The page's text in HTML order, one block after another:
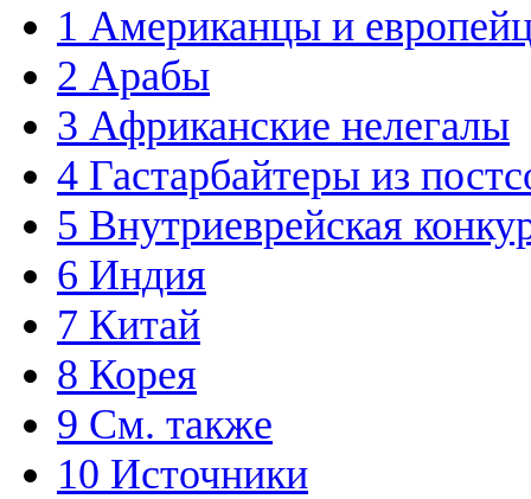
1 Американцы и
2 Арабы
3 Африканские нелегалы
4 Гастарбайтеры из
5 Внутриеврейская
6 Индия
7 Китай
8 Корея
9 См. также
10 Источники